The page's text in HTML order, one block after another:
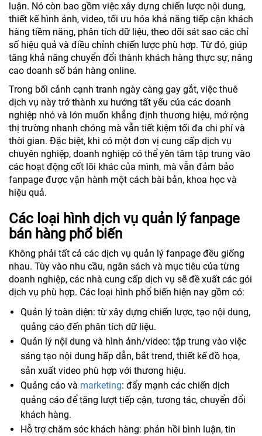
luận. Nó còn bao gồm việc xây dựng chiến lược nội dung,
thiết kế hình ảnh, video, tối ưu hóa khả năng tiếp cận khách
hàng tiềm năng, phân tích dữ liệu, theo dõi sát sao các chỉ
số hiệu quả và điều chỉnh chiến lược phù hợp. Từ đó, giúp
tăng khả năng chuyển đổi thành khách hàng thực sự, nâng
cao doanh số bán hàng online.
Trong bối cảnh cạnh tranh ngày càng gay gắt, việc thuê
dịch vụ này trở thành xu hướng tất yếu của các doanh
nghiệp nhỏ và lớn muốn khẳng định thương hiệu, mở rộng
thị trường nhanh chóng mà vẫn tiết kiệm tối đa chi phí và
thời gian. Đặc biệt, khi có một đơn vị cung cấp dịch vụ
chuyên nghiệp, doanh nghiệp có thể yên tâm tập trung vào
các hoạt động cốt lõi khác của mình, mà vẫn đảm bảo
fanpage được vận hành một cách bài bản, khoa học và
hiệu quả.
Các loại hình dịch vụ quản lý fanpage
bán hàng phổ biến
Không phải tất cả các dịch vụ quản lý fanpage đều giống
nhau. Tùy vào nhu cầu, ngân sách và mục tiêu của từng
doanh nghiệp, các nhà cung cấp dịch vụ sẽ đề xuất các gói
dịch vụ phù hợp. Các loại hình phổ biến hiện nay gồm có:
Quản lý toàn diện: từ xây dựng chiến lược, tạo nội dung,
quảng cáo đến phân tích dữ liệu.
Quản lý nội dung và hình ảnh/video: tập trung vào việc
sáng tạo nội dung hấp dẫn, bắt trend, thiết kế đồ họa,
sản xuất video phù hợp với thương hiệu.
Quảng cáo và marketing: đẩy mạnh các chiến dịch
quảng cáo để tăng lượt tiếp cận, tương tác, chuyển đổi
khách hàng.
Hỗ trợ chăm sóc khách hàng: phản hồi bình luận, tin